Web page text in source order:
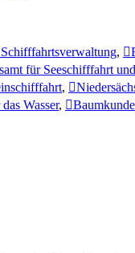
Schifffahrtsverwaltung,
für Seeschifffahrt
,
Wasser, Baumkunde